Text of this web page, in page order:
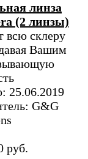
линза
(2 линзы)
всю склеру
Вашим
25.06.2019
G&G
руб.